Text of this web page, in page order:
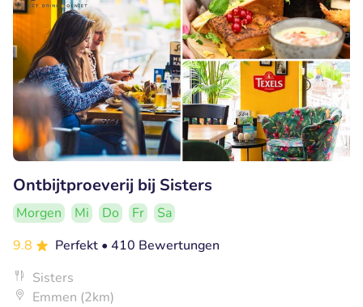
Ontbijtproeverij bij Sisters
Morgen Mi Do Fr
Sa
9.8
Perfekt • 410 Bewertungen
Sisters
Emmen (2km)